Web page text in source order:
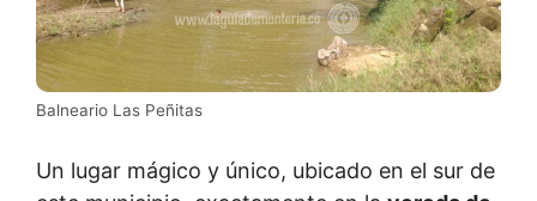
Balneario Las Peñitas
Un lugar mágico y único, ubicado en el sur de